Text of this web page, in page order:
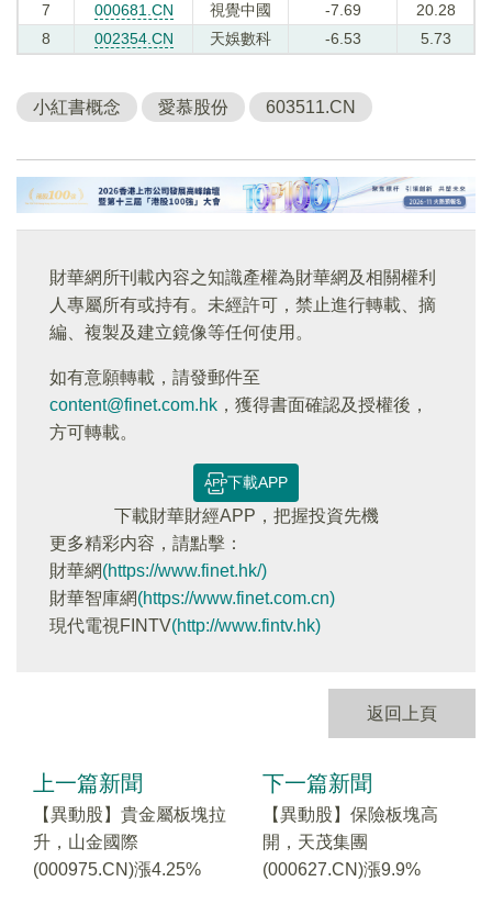
7
000681.CN 視覺中國 -7.69
20.28
8
002354.CN 天娛數科 -6.53 5.73
小紅書概念 愛慕股份 603511.CN
財華網所刊載內容之知識產權為財華網及相關權利
人專屬所有或持有。未經許可，禁止進行轉載、摘
編、複製及建立鏡像等任何使用。
如有意願轉載，請發郵件至
content@finet.com.hk ，獲得書面確認及授權後，
方可轉載。
下載APP
下載財華財經APP，把握投資先機
更多精彩内容，請點擊：
財華網(https://www.finet.hk/)
財華智庫網(https://www.finet.com.cn)
現代電視FINTV(http://www.fintv.hk)
返回上頁
上一篇新聞
【異動股】貴金屬板塊拉
升，山金國際
(000975.CN)漲4.25%
下一篇新聞
【異動股】保險板塊高
開，天茂集團
(000627.CN)漲9.9%